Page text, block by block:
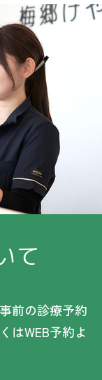
て
前の診療予約
はWEB予約よ